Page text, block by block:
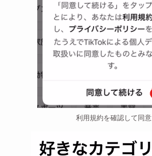
利用規約を確認して同意